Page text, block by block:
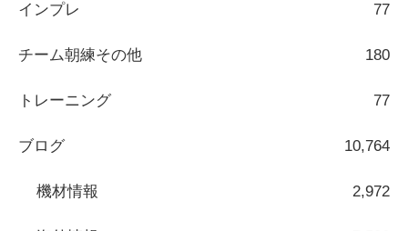
インプレ 77
チーム朝練その他 180
トレーニング 77
ブログ 10,764
機材情報 2,972